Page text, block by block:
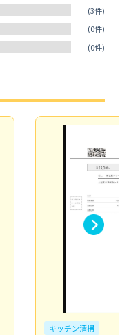
(3件)
(0件)
(0件)
キッチン清掃